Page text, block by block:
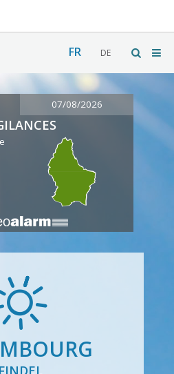
FR DE
07/08/2026
FINDEL